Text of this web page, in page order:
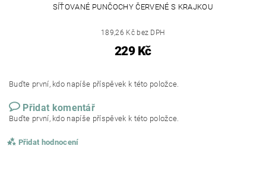
SÍŤOVANÉ PUNČOCHY ČERVENÉ S KRAJKOU
189,26 Kč bez DPH
229 Kč
Buďte první, kdo napíše příspěvek k této položce.
Přidat komentář
Buďte první, kdo napíše příspěvek k této položce.
Přidat hodnocení